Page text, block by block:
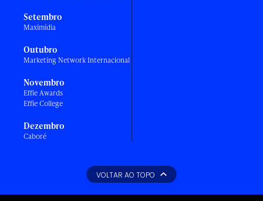
Setembro
Maximídia
Outubro
Marketing Network Internacional
Novembro
Effie Awards
Effie College
Dezembro
Caboré
VOLTAR AO TOPO